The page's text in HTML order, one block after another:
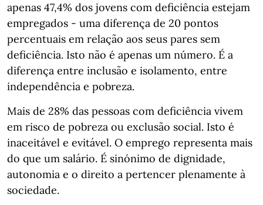
apenas 47,4% dos jovens com deficiência estejam
empregados - uma diferença de 20 pontos
percentuais em relação aos seus pares sem
deficiência. Isto não é apenas um número. É a
diferença entre inclusão e isolamento, entre
independência e pobreza.
Mais de 28% das pessoas com deficiência vivem
em risco de pobreza ou exclusão social. Isto é
inaceitável e evitável. O emprego representa mais
do que um salário. É sinónimo de dignidade,
autonomia e o direito a pertencer plenamente à
sociedade.